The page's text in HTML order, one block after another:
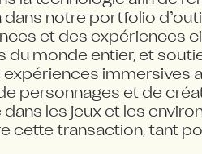
dans notre portfolio
et des expériences
du monde entier, et
immersives
personnages et de
les jeux et les
cette transaction, tant